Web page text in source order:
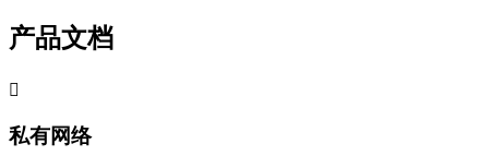
产品文档

私有网络